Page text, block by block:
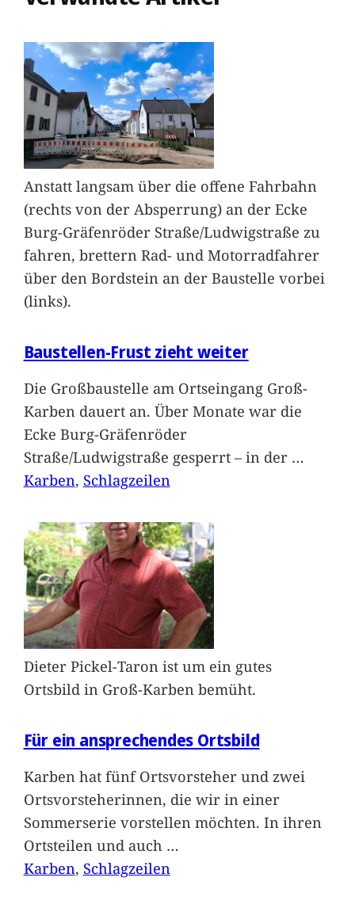
Anstatt langsam über die offene Fahrbahn
(rechts von der Absperrung) an der Ecke
Burg-Gräfenröder Straße/Ludwigstraße zu
fahren, brettern Rad- und Motorradfahrer
über den Bordstein an der Baustelle vorbei
(links).
Baustellen-Frust zieht weiter
Die Großbaustelle am Ortseingang Groß-
Karben dauert an. Über Monate war die
Ecke Burg-Gräfenröder
Straße/Ludwigstraße gesperrt – in der …
Karben, Schlagzeilen
Dieter Pickel-Taron ist um ein gutes
Ortsbild in Groß-Karben bemüht.
Für ein ansprechendes Ortsbild
Karben hat fünf Ortsvorsteher und zwei
Ortsvorsteherinnen, die wir in einer
Sommerserie vorstellen möchten. In ihren
Ortsteilen und auch …
Karben, Schlagzeilen